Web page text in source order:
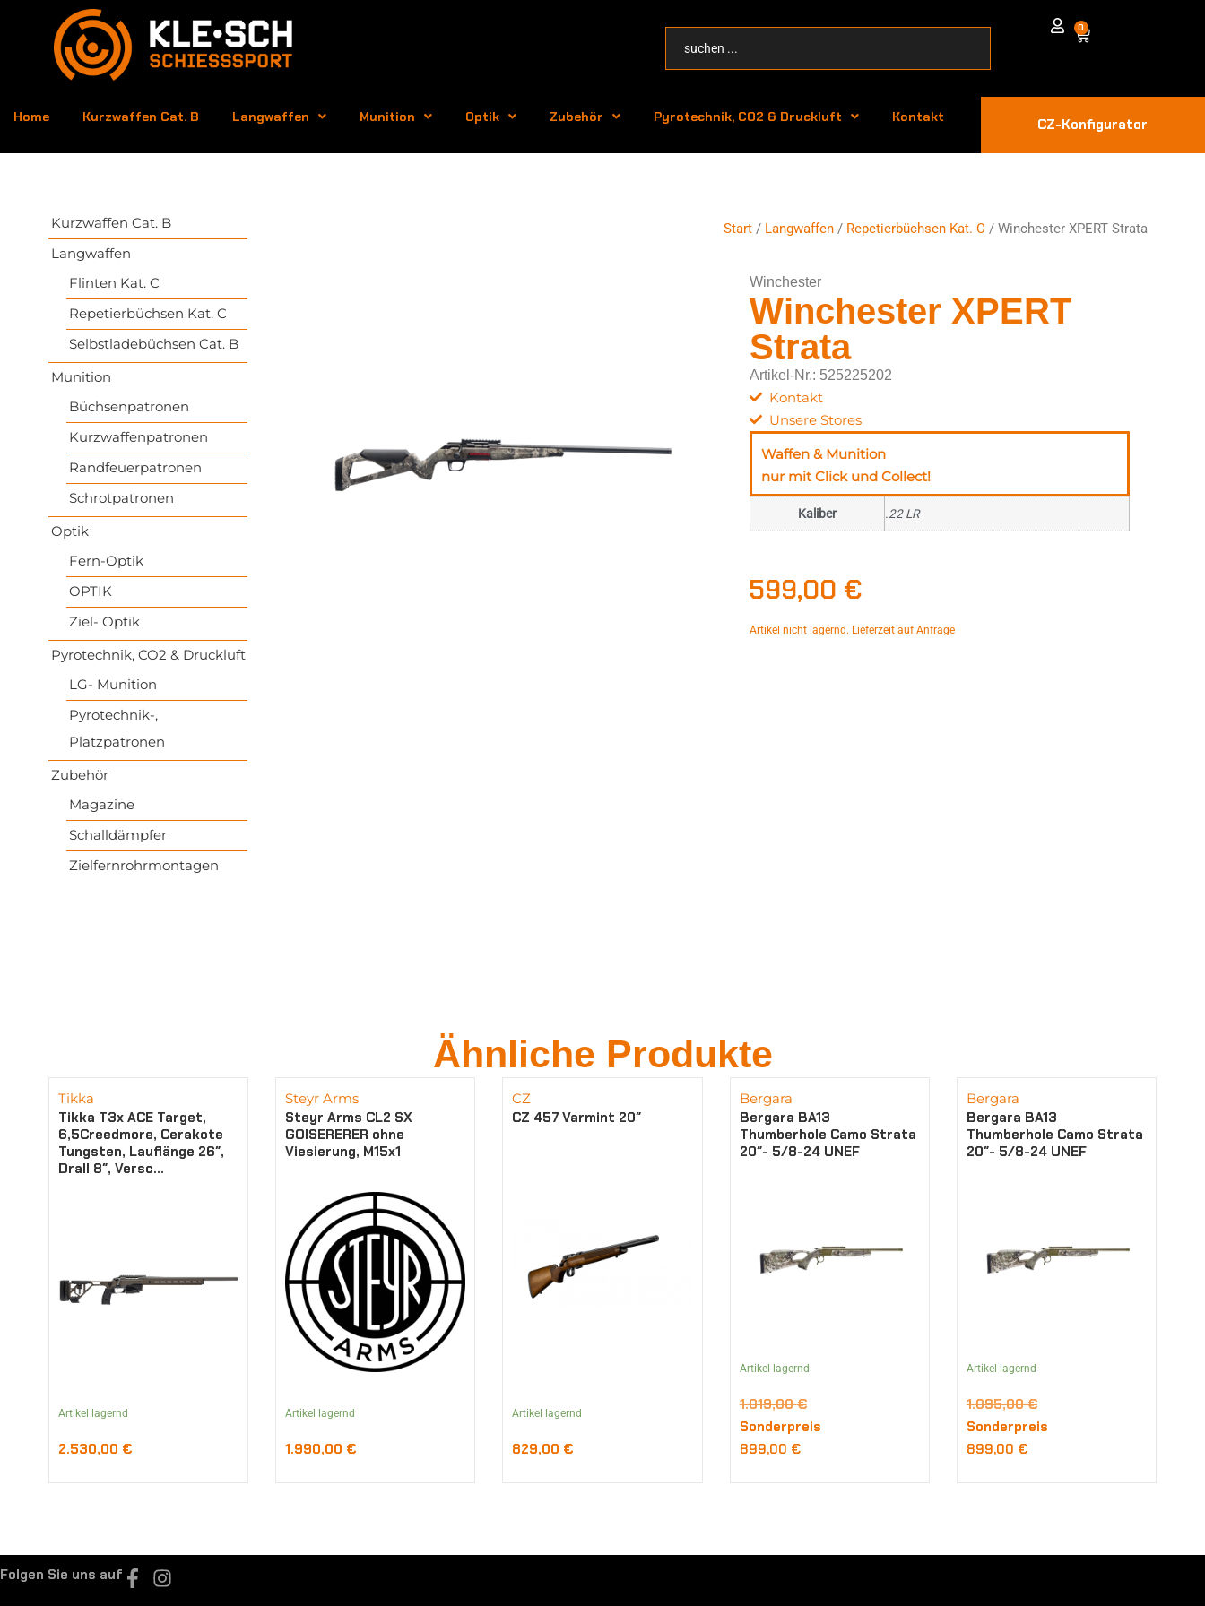
0
Home Kurzwaffen Cat. B Langwaffen Munition Optik Zubehör Pyrotechnik, CO2 & Druckluft Kontakt CZ-Konfigurator
Kurzwaffen Cat. B
Langwaffen
Flinten Kat. C
Repetierbüchsen Kat. C
Selbstladebüchsen Cat. B
Munition
Büchsenpatronen
Kurzwaffenpatronen
Randfeuerpatronen
Schrotpatronen
Optik
Fern-Optik
OPTIK
Ziel- Optik
Pyrotechnik, CO2 & Druckluft
LG- Munition
Pyrotechnik-,
Platzpatronen
Zubehör
Magazine
Schalldämpfer
Zielfernrohrmontagen
Start / Langwaffen / Repetierbüchsen Kat. C / Winchester XPERT Strata
Winchester
Winchester XPERT
Strata
Artikel-Nr.: 525225202
Kontakt
Unsere Stores
Waffen & Munition
nur mit Click und Collect!
Kaliber .22 LR
599,00 €
Artikel nicht lagernd. Lieferzeit auf Anfrage
Ähnliche Produkte
Tikka
Tikka T3x ACE Target,
6,5Creedmore, Cerakote
Tungsten, Lauflänge 26″,
Drall 8″, Versc...
Artikel lagernd
2.530,00 €
Steyr Arms
Steyr Arms CL2 SX
GOISERERER ohne
Viesierung, M15x1
Artikel lagernd
1.990,00 €
CZ
CZ 457 Varmint 20″
Artikel lagernd
829,00 €
Bergara
Bergara BA13
Thumberhole Camo Strata
20″- 5/8-24 UNEF
Artikel lagernd
1.019,00€
Sonderpreis
899,00 €
Bergara
Bergara BA13
Thumberhole Camo Strata
20″- 5/8-24 UNEF
Artikel lagernd
1.095,00€
Sonderpreis
899,00 €
Folgen Sie uns auf